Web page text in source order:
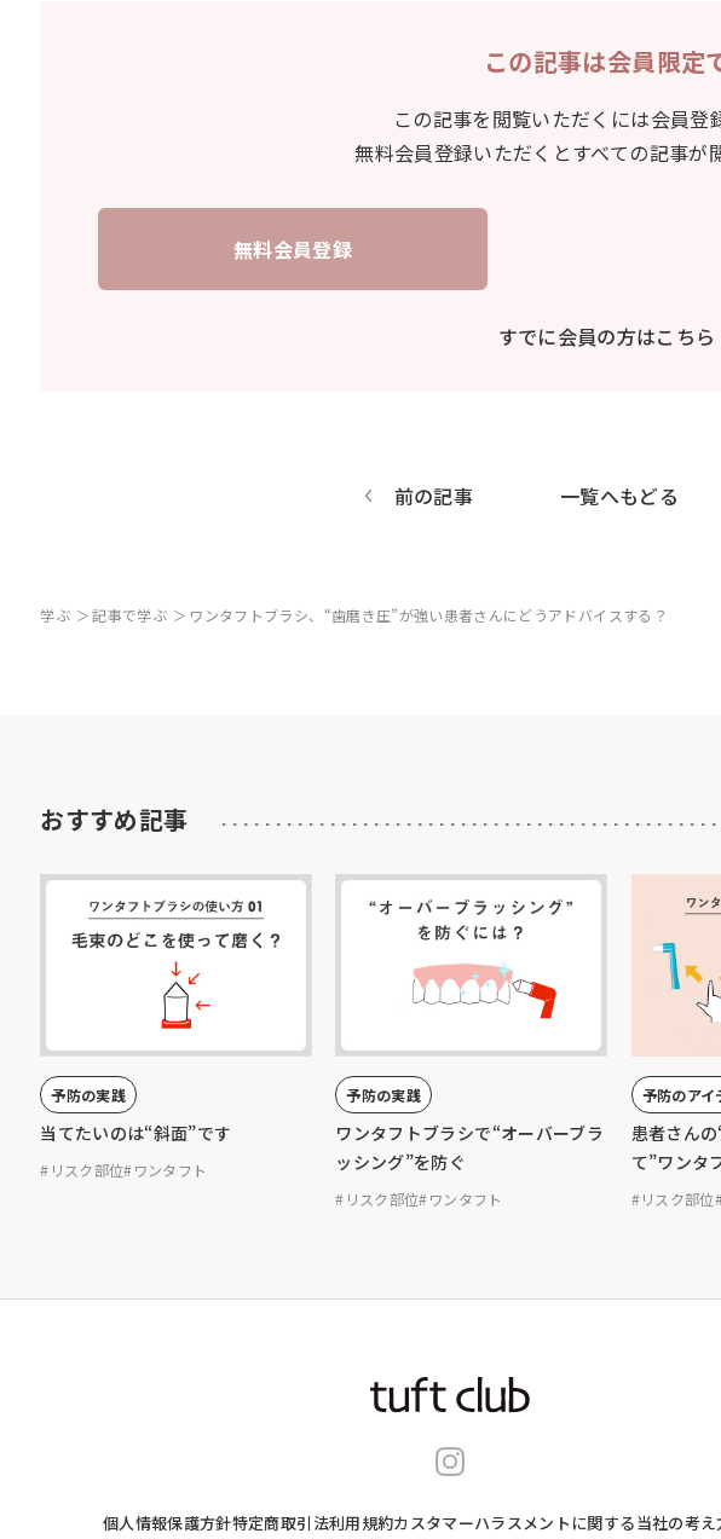
この記事は会員限定
この記事を閲覧いただくには会員登
無料会員登録いただくとすべての記事が
無料会員登録
すでに会員の方はこちら
前の記事 一覧へもどる
学ぶ 記事で学ぶ ワンタフトブラシ、“歯磨き圧”が強い患者さんにどうアドバイスする？
おすすめ記事
予防の実践
当てたいのは“斜面”です
#リスク部位#ワンタフト
予防の実践
ワンタフトブラシで“オーバーブラ
ッシング”を防ぐ
#リスク部位#ワンタフト
予防のアイ
患者さん
て”ワンタ
#リスク部位
個人情報保護方針特定商取引法利用規約カスタマーハラスメントに関する当社の考え